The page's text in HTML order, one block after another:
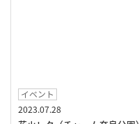
イベント
2023.07.28